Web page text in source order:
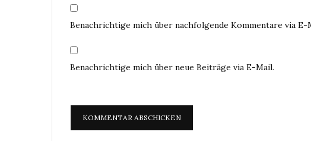
Benachrichtige mich über nachfolgende Kommentare via E-
Benachrichtige mich über neue Beiträge via E-Mail.